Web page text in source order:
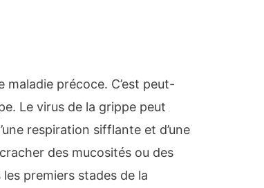
précoce. C’est peut-
Le virus de la grippe peut
respiration sifflante et d’une
des mucosités ou des
premiers stades de la